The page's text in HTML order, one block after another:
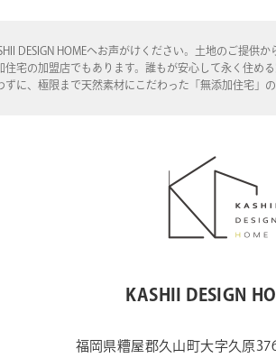
DESIGN HOMEへお声がけください。土地のご提
宅の加盟店でもあります。誰もが安心して永く住
に、極限まで天然素材にこだわった「無添加住宅」
KASHII DESIGN
福岡県糟屋郡久山町大字久原